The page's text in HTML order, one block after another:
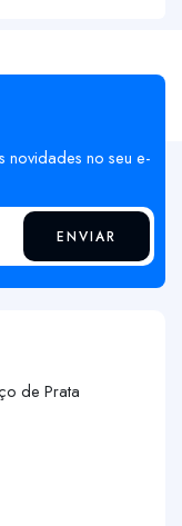
novidades no seu e-
ENVIAR
de Prata